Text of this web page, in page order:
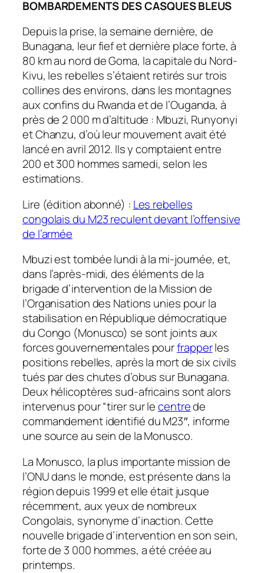
BOMBARDEMENTS DES CASQUES BLEUS
Depuis la prise, la semaine dernière, de
Bunagana, leur fief et dernière place forte, à
80 km au nord de Goma, la capitale du Nord-
Kivu, les rebelles s’étaient retirés sur trois
collines des environs, dans les montagnes
aux confins du Rwanda et de l’Ouganda, à
près de 2 000 m d’altitude : Mbuzi, Runyonyi
et Chanzu, d’où leur mouvement avait été
lancé en avril 2012. Ils y comptaient entre
200 et 300 hommes samedi, selon les
estimations.
Lire (édition abonné) : Les rebelles
congolais du M23 reculent devant l’offensive
de l’armée
Mbuzi est tombée lundi à la mi-journée, et,
dans l’après-midi, des éléments de la
brigade d’intervention de la Mission de
l’Organisation des Nations unies pour la
stabilisation en République démocratique
du Congo (Monusco) se sont joints aux
forces gouvernementales pourfrapperles
positions rebelles, après la mort de six civils
tués par des chutes d’obus sur Bunagana.
Deux hélicoptères sud-africains sont alors
intervenus pour“tirer sur lecentrede
commandement identifié du M23″, informe
une source au sein de la Monusco.
La Monusco, la plus importante mission de
l’ONU dans le monde, est présente dans la
région depuis 1999 et elle était jusque
récemment, aux yeux de nombreux
Congolais, synonyme d’inaction. Cette
nouvelle brigade d’intervention en son sein,
forte de 3 000 hommes, a été créée au
printemps.